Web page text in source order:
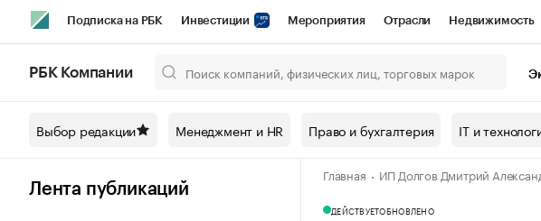
Подписка на РБК Инвестиции Мероприятия Отрасли Недвижимость
Спецпроекты СПб Конференции СПб Спецпроекты Проверка
Технологии и медиа Рынок наличной валюты
РБК Компании
Выбор редакции Менеджмент и HR Право и бухгалтерия IT и
Лента публикаций
Главная ИП Долгов Дмитрий
ДЕЙСТВУЕТОБНОВЛЕНО